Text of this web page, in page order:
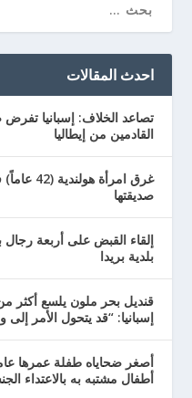
احدث المقالات
تصاعد الخلاف: إسبانيا
القادمين من إيطاليا
غرق
صديقتها
إلقاء القبض على أربعة رجال
بلدية بريدا
إسبانيا: “قد يتحول الأمر إلى
أصغر ضحاياه طفلة عمرها
أطفال مشتبه به بالاعتداء